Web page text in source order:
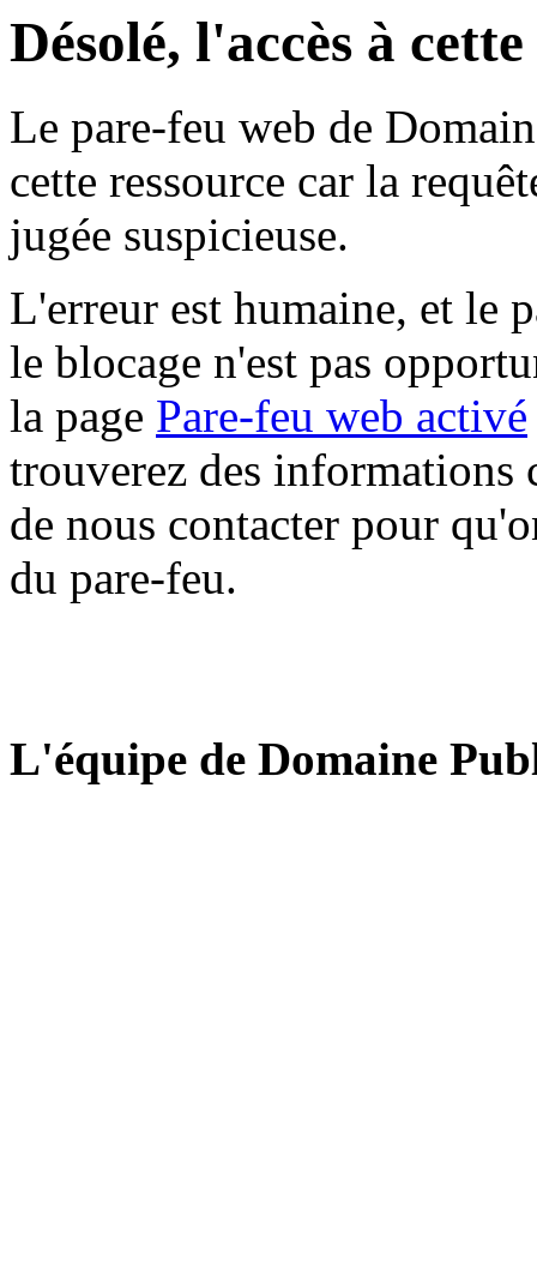
Désolé, l'accès à
Le pare-feu web de
cette ressource car la
jugée suspicieuse.
L'erreur est humaine, et le
le blocage n'est pas
la page Pare-feu web activé
trouverez des informations
de nous contacter pour
du pare-feu.
L'équipe de Domaine